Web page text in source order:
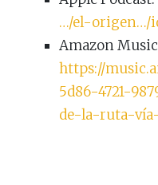
…/el-origen…/
Amazon
https://
5d86-4721-
de-la-ruta-